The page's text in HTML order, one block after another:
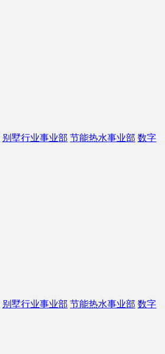
别墅行业事业部 节能热水事业部 数字
别墅行业事业部 节能热水事业部 数字